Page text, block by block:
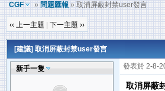
CGF »問題匯報» 取消屏蔽封禁user發言
‹‹ 上一主題 下一主題 ››
[建議] 取消屏蔽封禁user發言
新手一隻 發表於 2-8-
取消屏蔽